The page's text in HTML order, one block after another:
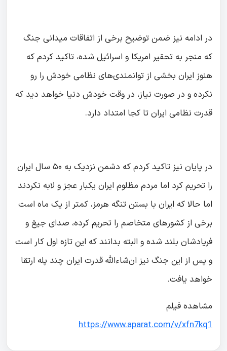
در ادامه نیز ضمن توضیح برخی از اتفاقات میدانی جنگ
که منجر به تحقیر امریکا و اسرائیل شده، تاکید کردم که
هنوز ایران بخشی از توانمندی‌های نظامی خودش را رو
نکرده و در صورت نیاز، در وقت خودش دنیا خواهد دید که
قدرت نظامی ایران تا کجا امتداد دارد.
در پایان نیز تاکید کردم که دشمن نزدیک به ۵۰ سال ایران
را تحریم کرد اما مردم مظلوم ایران یکبار عجز و لابه نکردند
اما حالا که ایران با بستن تنگه هرمز، کمتر از یک ماه است
برخی از کشورهای متخاصم را تحریم کرده، صدای جیغ و
فریادشان بلند شده و البته بدانند که این تازه اول کار است
و پس از این جنگ نیز ان‌شاءالله قدرت ایران چند پله ارتقا
خواهد یافت.
مشاهده فیلم
https://www.aparat.com/v/xfn7kq1